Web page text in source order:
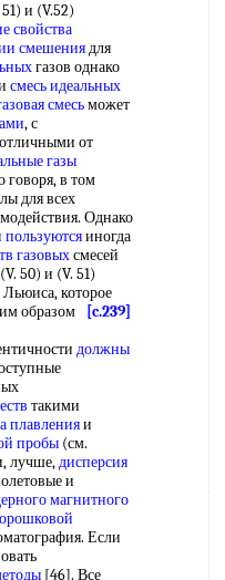
и (V.52)
свойства
смешениядля
газов однако
смесь идеальных
смесьможет
, с
от
газы
говоря, в том
для всех
Однако
иногда
газовыхсмесей
50) и (V. 51)
Льюиса, которое
образом
[c.239]
должны
такими
плавленияи
пробы (см.
лучше,дисперсия
и
магнитного
Если
[46]. Все